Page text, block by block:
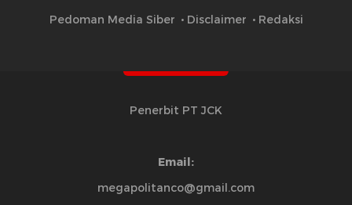
Pedoman Media Siber Disclaimer Redaksi
Penerbit PT JCK
Email:
megapolitanco@gmail.com